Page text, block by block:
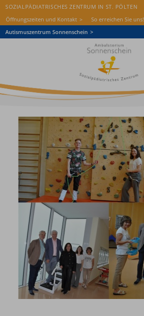
SOZIALPÄDIATRISCHES ZENTRUM IN ST. PÖLTEN
Öffnungszeiten und Kontakt
So erreichen Sie uns!
Autismuszentrum Sonnenschein
Das Ambulatorium
Aufnahme
Wissen & Aktuelles
Freie Stellen
Spenden